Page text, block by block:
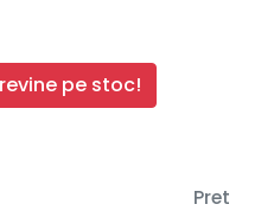
pe stoc!
Pret